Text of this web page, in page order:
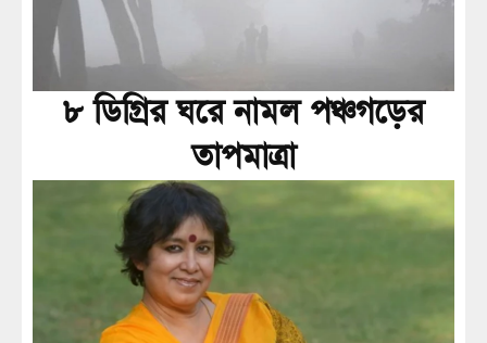
৮ ডিগ্রির ঘরে নামল পঞ্চগড়ের
তাপমাত্রা